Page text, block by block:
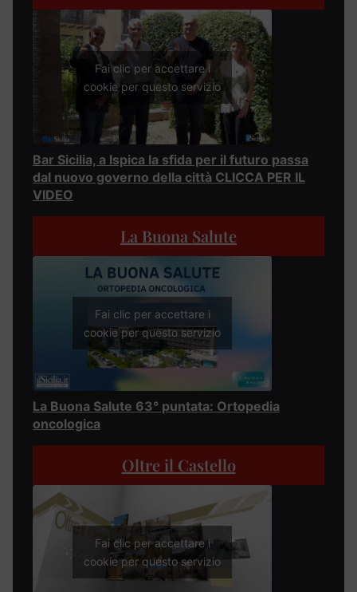
Fai clic per accettare i
cookie per questo servizio
Bar Sicilia, a Ispica la sfida per il futuro passa
dal nuovo governo della città CLICCA PER IL
VIDEO
La Buona Salute
Fai clic per accettare i
cookie per questo servizio
La Buona Salute 63° puntata: Ortopedia
oncologica
Oltre il Castello
Fai clic per accettare i
cookie per questo servizio